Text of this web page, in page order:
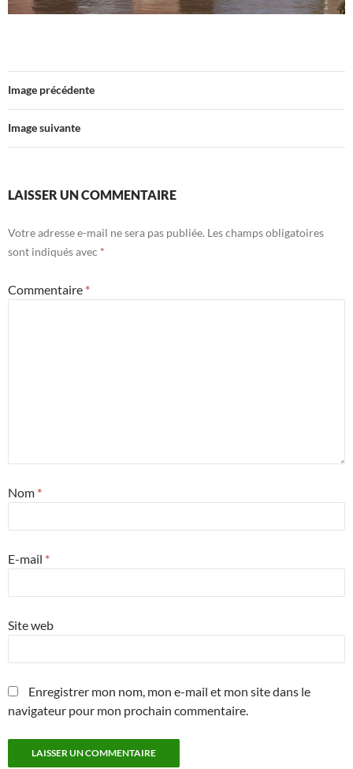
Image précédente
Image suivante
LAISSER UN COMMENTAIRE
Votre adresse e-mail ne sera pas publiée. Les champs obligatoires
sont indiqués avec *
Commentaire *
Nom *
E-mail *
Site web
Enregistrer mon nom, mon e-mail et mon site dans le
navigateur pour mon prochain commentaire.